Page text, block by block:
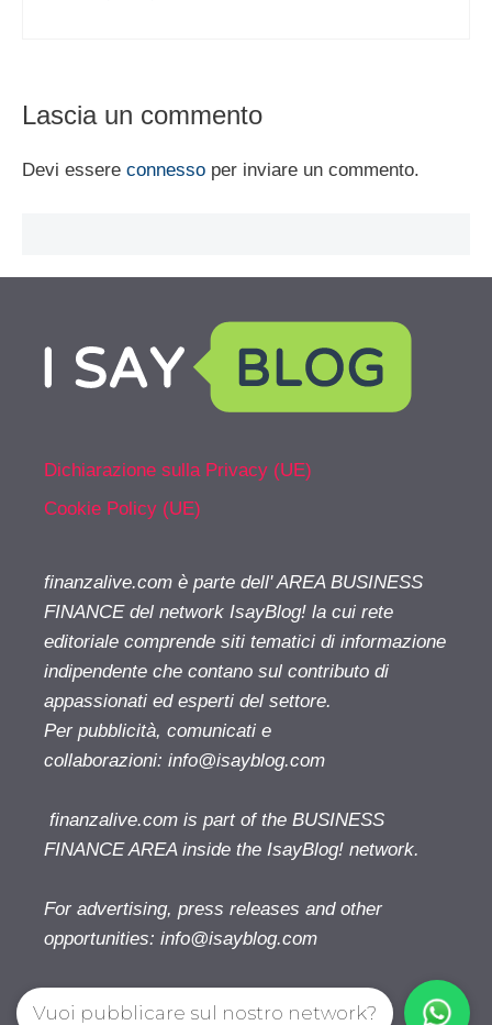
Lascia un commento
Devi essere connesso per inviare un commento.
Dichiarazione sulla Privacy (UE)
Cookie Policy (UE)
finanzalive.com è parte dell' AREA BUSINESS
FINANCE del network IsayBlog! la cui rete
editoriale comprende siti tematici di informazione
indipendente che contano sul contributo di
appassionati ed esperti del settore.
Per pubblicità, comunicati e
collaborazioni: info@isayblog.com
finanzalive.com is part of the BUSINESS
FINANCE AREA inside the IsayBlog! network.
For advertising, press releases and other
opportunities: info@isayblog.com
Vuoi pubblicare sul nostro network?